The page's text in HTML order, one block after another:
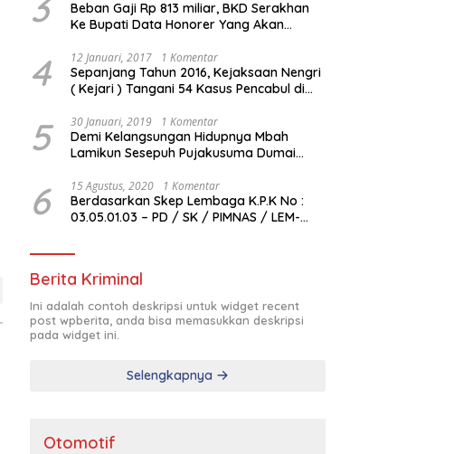
Beban Gaji Rp 813 miliar, BKD Serakhan
Ke Bupati Data Honorer Yang Akan
4 12 Januari, 2017 1 Komentar
Sepanjang Tahun 2016, Kejaksaan Nengri
( Kejari ) Tangani 54 Kasus Pencabul di
5 30 Januari, 2019 1 Komentar
Demi Kelangsungan Hidupnya Mbah
Lamikun Sesepuh Pujakusuma Dumai
6 15 Agustus, 2020 1 Komentar
Berdasarkan Skep Lembaga K.P.K No :
03.05.01.03 – PD / SK / PIMNAS / LEM-
Lembaga K.P.K Dumai Terbentuk
Berita Kriminal
Ini adalah contoh deskripsi untuk widget recent
post wpberita, anda bisa memasukkan deskripsi
pada widget ini.
Selengkapnya
Otomotif